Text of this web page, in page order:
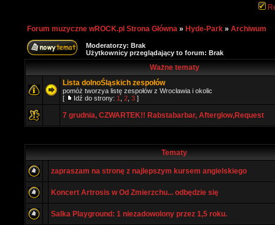
Forum muzyczne wROCK.pl Strona Główna » Hyde-Park » Archiwum
Moderatorzy: Brak
Użytkownicy przeglądający to forum: Brak
Ważne tematy
Lista dolnoŚląskich zespołów
pomóż tworzya listę zespołów z Wrocławia i okolic
[
Idź do strony: 1 2 3 ]
7 grudnia, CZWARTEK!! Rabstabarbar, Afterglow,Request
Tematy
zapraszam na stronę z najlepszym kursem angielskiego
Koncert Artrosis w Od Zmierzchu... odbędzie się
Salka Playground: 1 niezadowolony przez 1,5 roku.